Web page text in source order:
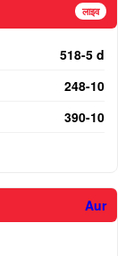
लाइव
518-5 d
248-10
390-10
Aur